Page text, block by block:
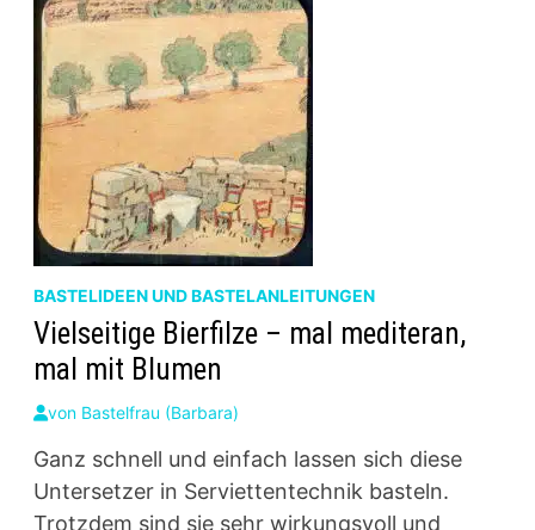
BASTELIDEEN UND BASTELANLEITUNGEN
Vielseitige Bierfilze – mal mediteran,
mal mit Blumen
von Bastelfrau (Barbara)
Ganz schnell und einfach lassen sich diese
Untersetzer in Serviettentechnik basteln.
Trotzdem sind sie sehr wirkungsvoll und